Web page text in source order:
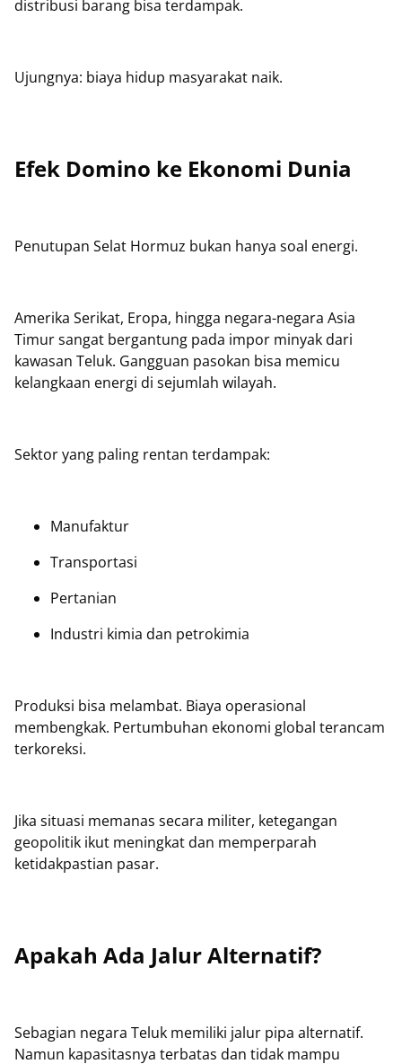
distribusi barang bisa terdampak.
Ujungnya: biaya hidup masyarakat naik.
Efek Domino ke Ekonomi Dunia
Penutupan Selat Hormuz bukan hanya soal energi.
Amerika Serikat, Eropa, hingga negara-negara Asia
Timur sangat bergantung pada impor minyak dari
kawasan Teluk. Gangguan pasokan bisa memicu
kelangkaan energi di sejumlah wilayah.
Sektor yang paling rentan terdampak:
Manufaktur
Transportasi
Pertanian
Industri kimia dan petrokimia
Produksi bisa melambat. Biaya operasional
membengkak. Pertumbuhan ekonomi global terancam
terkoreksi.
Jika situasi memanas secara militer, ketegangan
geopolitik ikut meningkat dan memperparah
ketidakpastian pasar.
Apakah Ada Jalur Alternatif?
Sebagian negara Teluk memiliki jalur pipa alternatif.
Namun kapasitasnya terbatas dan tidak mampu